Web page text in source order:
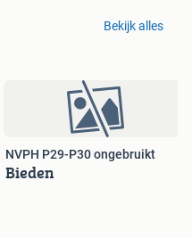
Bekijk alles
NVPH P29-P30 ongebruikt
Bieden